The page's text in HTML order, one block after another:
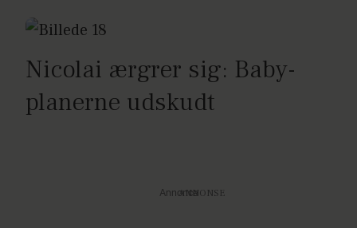
Nicolai ærgrer sig: Baby-
planerne udskudt
Annonce